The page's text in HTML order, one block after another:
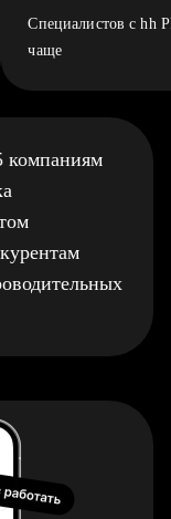
Специалистов с hh
чаще
компаниям